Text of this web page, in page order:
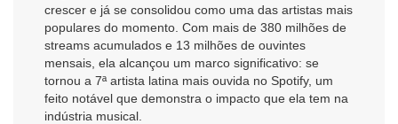
crescer e já se consolidou como uma das artistas mais
populares do momento. Com mais de 380 milhões de
streams acumulados e 13 milhões de ouvintes
mensais, ela alcançou um marco significativo: se
tornou a 7ª artista latina mais ouvida no Spotify, um
feito notável que demonstra o impacto que ela tem na
indústria musical.